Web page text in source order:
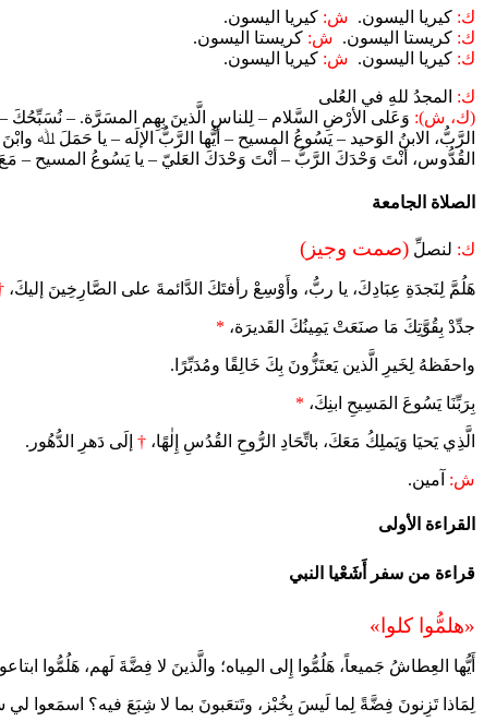
ك: كيريا اليسون. ش: كيريا اليسون.
ك: كريستا اليسون. ش: كريستا اليسون.
ك: كيريا اليسون. ش: كيريا اليسون.
ك: المجدُ للهِ في العُلى
(ك، ش): وَعَلى الأرْضِ السَّلام – لِلناسِ الَّذينَ بِهِم المسَرَّة. – نُسَبِّحُكَ
الرَّبُّ، الابنُ الوَحيد – يَسُوعُ المسيح – أيُّها الرَّبُّ الإلَه – يا حَمَلَ ﷲ
القُدُّوس، أنْتَ وَحْدَكَ الرَّبُّ – أنْتَ وَحْدَكَ العَليّ – يا يَسُوعُ المسيح –
الصلاة الجامعة
ك: لنصلِّ (صمت وجيز)
هَلُمَّ لِنَجدَةِ عِبَادِكَ، يا ربُّ، وأَوْسِعْ رأفتَكَ الدَّائمةَ على الصَّارِخِينَ إليكَ،
جدِّدْ بِقُوَّتِكَ مَا صنَعَتْ يَمِينُكَ القَديرَة، *
واحفَظهُ لِخَيرِ الَّذين يَعتَزُّونَ بِكَ خَالِقًا ومُدَبِّرًا.
بِرَبِّنَا يَسُوعَ المَسِيحِ ابنِكَ، *
الَّذِي يَحيَا وَيَملِكُ مَعَكَ، باتِّحَادِ الرُّوحِ القُدُسِ إِلٰهًا، † إلَى دَهرِ الدُّهُور.
ش: آمين.
القراءة الأولى
قراءة من سفر أَشَعْيا النبي
«هلمُّوا كلوا»
أَيُّها العِطاشُ جَميعاً، هَلُمُّوا إِلى المِياه؛ والَّذينَ لا فِضَّةَ لَهم، هَلُمُّوا
لِمَاذا تَزِنونَ فِضَّةً لِما لَيسَ بِخُبْز، وتَتعَبونَ بما لا شِبَعَ فيه؟ اسمَعوا